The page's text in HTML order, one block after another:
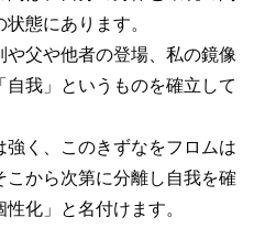
態にあります。
父や他者の登場、私の鏡像
我」というものを確立して
く、このきずなをフロムは
こから次第に分離し自我を確
化」と名付けます。